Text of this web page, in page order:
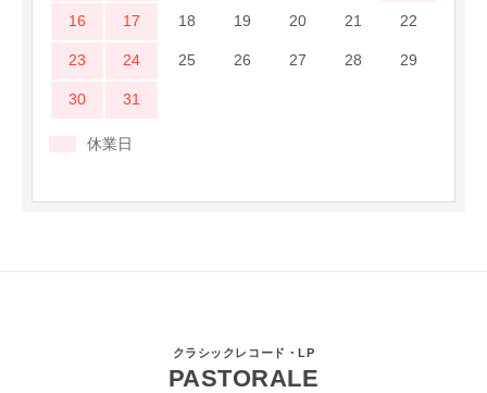
16 17 18 19 20 21 22
23 24 25 26 27 28 29
30 31
休業日
クラシックレコード・LP
PASTORALE